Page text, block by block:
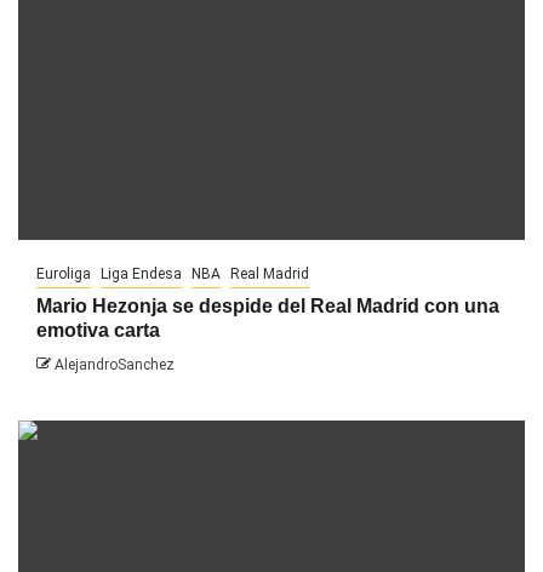
Euroliga Liga Endesa NBA Real Madrid
Mario Hezonja se despide del Real Madrid con una
emotiva carta
AlejandroSanchez